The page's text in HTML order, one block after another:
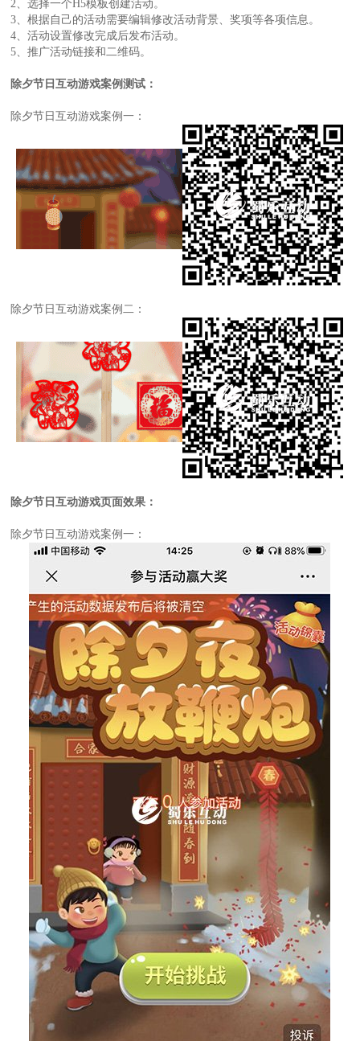
2、选择一个H5模板创建活动。
3、根据自己的活动需要编辑修改活动背景、奖项等各项信息。
4、活动设置修改完成后发布活动。
5、推广活动链接和二维码。
除夕节日互动游戏案例测试：
除夕节日互动游戏案例一：
除夕节日互动游戏案例二：
除夕节日互动游戏页面效果：
除夕节日互动游戏案例一：